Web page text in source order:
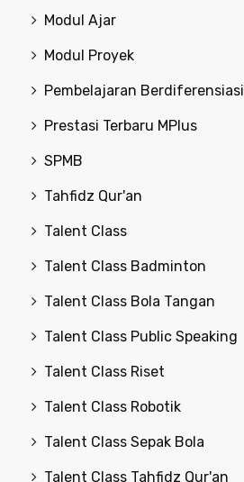
Modul Ajar
Modul Proyek
Pembelajaran Berdiferensiasi
Prestasi Terbaru MPlus
SPMB
Tahfidz Qur'an
Talent Class
Talent Class Badminton
Talent Class Bola Tangan
Talent Class Public Speaking
Talent Class Riset
Talent Class Robotik
Talent Class Sepak Bola
Talent Class Tahfidz Qur'an